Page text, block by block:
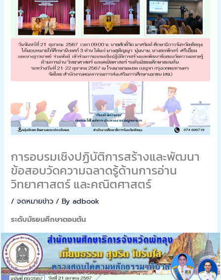
การอบรมเชิงปฏิบัติการสร้างและพัฒนา
ข้อสอบวัดความฉลาดรู้ด้านการอ่าน
วิทยาศาสตร์ และคณิตศาสตร์
/จดหมายข่าว / Byadbook
ระดับมัธยมศึกษาตอนต้น